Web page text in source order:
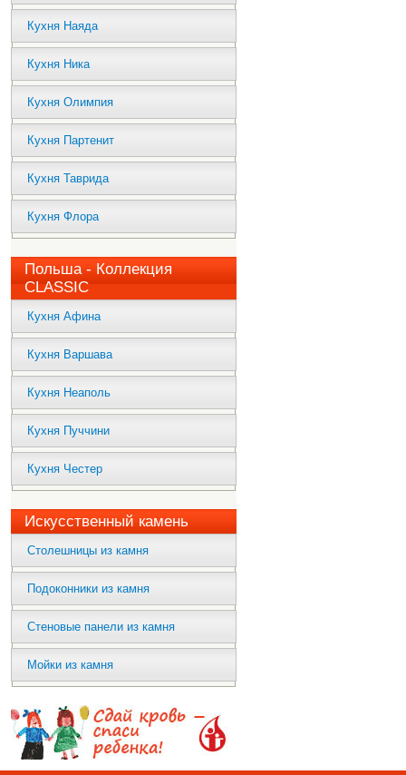
Кухня Наяда
Кухня Ника
Кухня Олимпия
Кухня Партенит
Кухня Таврида
Кухня Флора
Польша - Коллекция
CLASSIC
Кухня Афина
Кухня Варшава
Кухня Неаполь
Кухня Пуччини
Кухня Честер
Искусственный камень
Столешницы из камня
Подоконники из камня
Стеновые панели из камня
Мойки из камня